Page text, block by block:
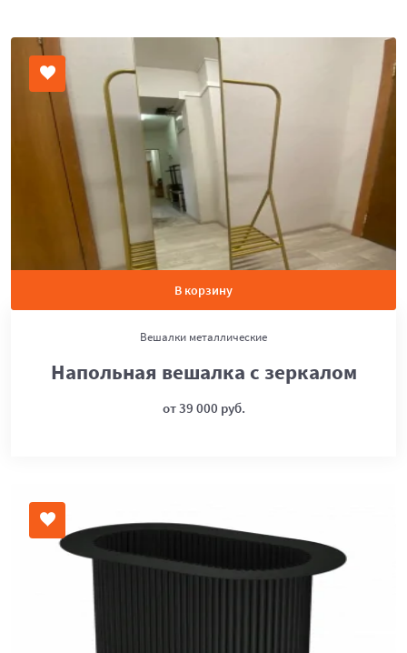
В корзину
Вешалки металлические
Напольная вешалка с зеркалом
от 39 000 руб.